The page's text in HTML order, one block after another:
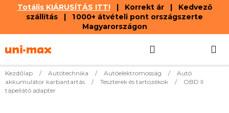
Totális KIÁRUSÍTÁS ITT!| Korrekt ár | Kedvező
szállítás | 1 000+ átvételi pont országszerte
Magyarországon
tartalomhoz
KOSÁR
Kezdőlap / Autótechnika / Autóelektromosság /
Autó
akkumulátor karbantartás
/ Teszterek és tartozékok /
OBD II
tápellátó adapter